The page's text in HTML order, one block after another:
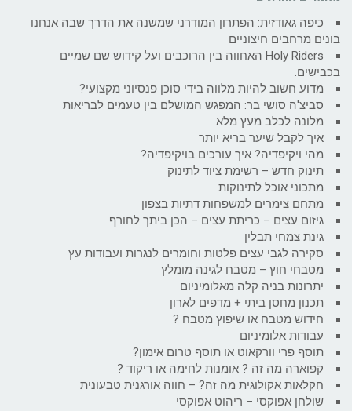
כיפה גאודזית: הפתרון המודרני שמשנה את הדרך שבה אנחנו
בונים מרחבים חיצוניים
Holy Riders האחווה בין הרוכבים ועל קידוש שם שמיים
בכבישים.
מדוע חשוב להיות מלווה בידי סוכן פנסיוני מקצועי?
סביצ'ה סושי בר: המפגש המושלם בין טעמים לבריאות
מלונה לכלב מעץ מלא
איך לקבל שיער בריא יותר
מהי ויקיפדיה? איך עורכים בויקיפדיה?
תינוק חדש – רשימת ציוד לתינוק
מתכוני אוכל לתינוקות
מתחם צימרים למשפחות דתיות בצפון
גיזום עצים – כריתת עצים – הכן ביתך לחורף
גינת צמחי תבלין
סקירה לגבי עצים פלטות וחומרים לנגרות ועבודות עץ
מטבחי חוץ – מטבח לגינה מומלץ
יתרונות בניה קלה מאלומיניום
תכנון מחסן ביתי + מדפים לארון
חידוש מטבח או שיפוץ מטבח ?
עבודות אלומיניום
תוסף פרי וורקאוט או תוסף טרום אימון?
קפוארה מה זה ? אומנות לחימה או ריקוד ?
חקלאות אקולוגית מה זה? – חווה אורגנית טבעונית
שולחן אפוקסי – ריהוט אפוקסי